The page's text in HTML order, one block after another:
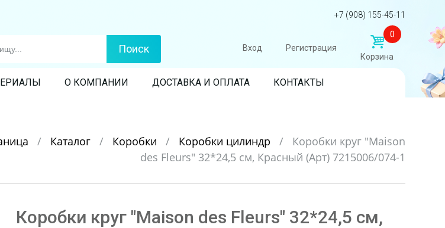
+7 (908) 155-45-11
Поиск Вход Регистрация
0
Корзина
О КОМПАНИИ ДОСТАВКА И ОПЛАТА КОНТАКТЫ
/ Каталог / Коробки / Коробки цилиндр /
Коробки круг "Maison
des Fleurs" 32*24,5 см, Красный (Арт) 7215006/074-1
Коробки круг "Maison des Fleurs" 32*24,5 см,